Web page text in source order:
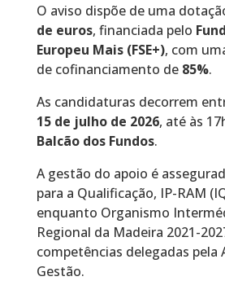
O aviso dispõe de uma
de euros, financiada pelo
Europeu Mais (FSE+), com
de cofinanciamento de 85%.
As candidaturas decorrem
15 de julho de 2026, até às
Balcão dos Fundos.
A gestão do apoio é
para a Qualificação, IP-RAM
enquanto Organismo
Regional da Madeira 2021-
competências delegadas pela
Gestão.